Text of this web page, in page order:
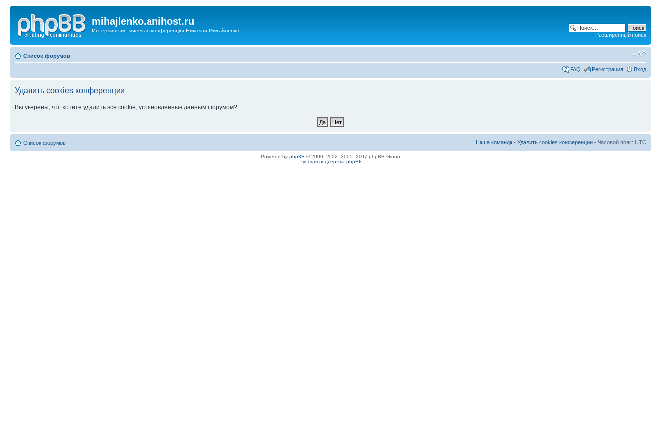
mihajlenko.anihost.ru
Интерлингвистическая конференция Николая Михайленко
Расширенный поиск
Список форумов
FAQ Регистрация Вход
Удалить cookies конференции
Вы уверены, что хотите удалить все cookie, установленные данным форумом?
Список форумов Наша команда • Удалить cookies конференции • Часовой пояс: UTC
Powered by phpBB © 2000, 2002, 2005, 2007 phpBB Group
Русская поддержка phpBB